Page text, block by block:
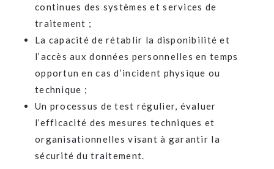
continues des systèmes et services de
traitement ;
La capacité de rétablir la disponibilité et
l’accès aux données personnelles en temps
opportun en cas d’incident physique ou
technique ;
Un processus de test régulier, évaluer
l’efficacité des mesures techniques et
organisationnelles visant à garantir la
sécurité du traitement.